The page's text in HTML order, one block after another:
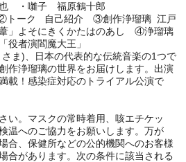
也 ・囃子 福原鶴十郎
ーク 自己紹介 ③創作浄瑠璃 江戸
」よそにきくかたはのあし ④浄瑠璃
者演閻魔大王」
ま)、日本の代表的な伝統音楽の1つで
作浄瑠璃の世界をお届けします。出演
載！ 感染症対応のトライアル公演で
い。マスクの常時着用、咳エチケッ
温へのご協力をお願いします。 万が
合、保健所などの公的機関へのお客様
合があります。 次の条件に該当される